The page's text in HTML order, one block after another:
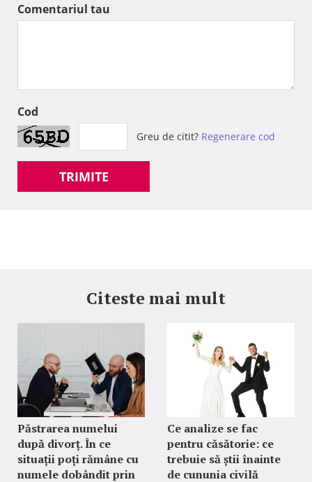
Comentariul tau
Cod
Greu de citit? Regenerare cod
TRIMITE
Citeste mai mult
Păstrarea numelui
după divorț. În ce
situații poți rămâne cu
numele dobândit prin
Ce analize se fac
pentru căsătorie: ce
trebuie să știi înainte
de cununia civilă